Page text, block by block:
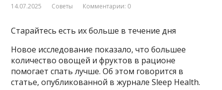
14.07.2025 Советы Комментарии: 0
Старайтесь есть их больше в течение дня
Новое исследование показало, что большее
количество овощей и фруктов в рационе
помогает спать лучше. Об этом говорится в
статье, опубликованной в журнале Sleep Health.